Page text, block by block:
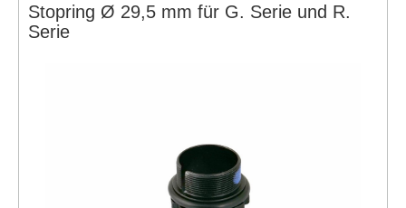
Stopring Ø 29,5 mm für G. Serie und R.
Serie